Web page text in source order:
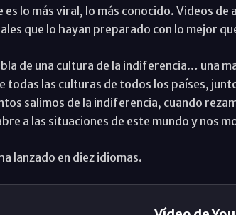
es lo más viral, lo más conocido. Videos
que lo hayan preparado con lo mejor
de una cultura de la indiferencia… una
todas las culturas de todos los países,
salimos de la indiferencia, cuando
a las situaciones de este mundo y nos
lanzado en diez idiomas.